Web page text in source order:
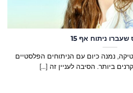
ניתוח אף 15
נמנה כיום עם הניתוחים הפלסטיים
ביותר. הסיבה לעניין זה [...]